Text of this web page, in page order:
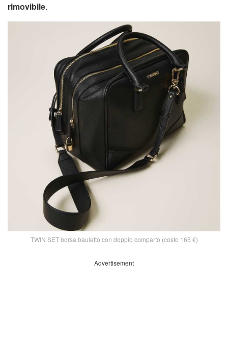
rimovibile.
TWIN SET borsa bauletto con doppio comparto (costo 165 €)
Advertisement